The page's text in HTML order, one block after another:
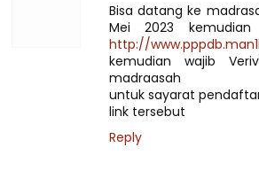
Bisa datang ke
Mei 2023
http://
kemudian wajib
madraasah
untuk sayarat
link tersebut
Reply